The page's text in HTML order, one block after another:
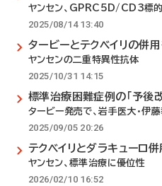
ヤンセン、GPRC5D/CD3標
2025/08/14 13:40
タービーとテクベイリの併
ヤンセンの二重特異性抗体
2025/10/31 14:15
標準治療困難症例の「予後
タービー発売で、岩手医大・伊
2025/09/05 20:26
テクベイリとダラキューロ
ヤンセン、標準治療に優位性
2026/02/10 16:52